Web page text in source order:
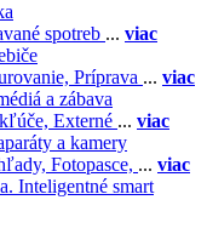
spotreb ... viac
Príprava ... viac
a zábava
Externé ... viac
a kamery
Fotopasce, ... viac
Inteligentné smart